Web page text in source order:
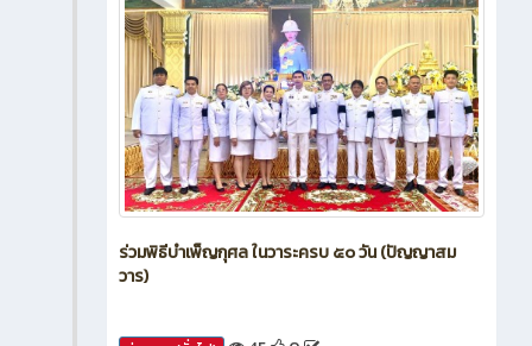
ร่วมพิธีบำเพ็ญกุศล ในวาระครบ ๕๐ วัน (ปัญญาสม